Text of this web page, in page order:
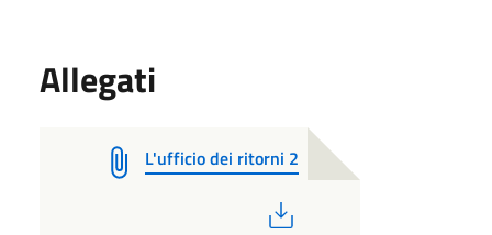
Allegati
L'ufficio dei ritorni 2